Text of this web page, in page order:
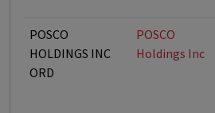
POSCO
HOLDINGS INC
ORD
POSCO
Holdings Inc